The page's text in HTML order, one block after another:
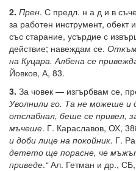
2. Прен. С предл. н а д и в
за работен инструмент,
със старание, усърдие с
действие; навеждам се. Откъм
на Куцара. Албена се
Йовков, А, 83.
3. За човек — изгърбвам се,
Уволнили го. Та не можеше и
отслабнал, беше се привел,
мъчеше. Г. Караславов, ОХ,
и доби лице на покойник. Г.
детето ще порасне, че
приведе.“Ал. Гетман и др.,